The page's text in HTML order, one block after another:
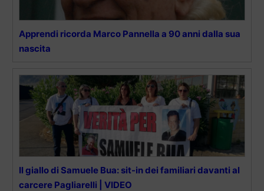
Apprendi ricorda Marco Pannella a 90 anni dalla sua
nascita
Il giallo di Samuele Bua: sit-in dei familiari davanti al
carcere Pagliarelli | VIDEO